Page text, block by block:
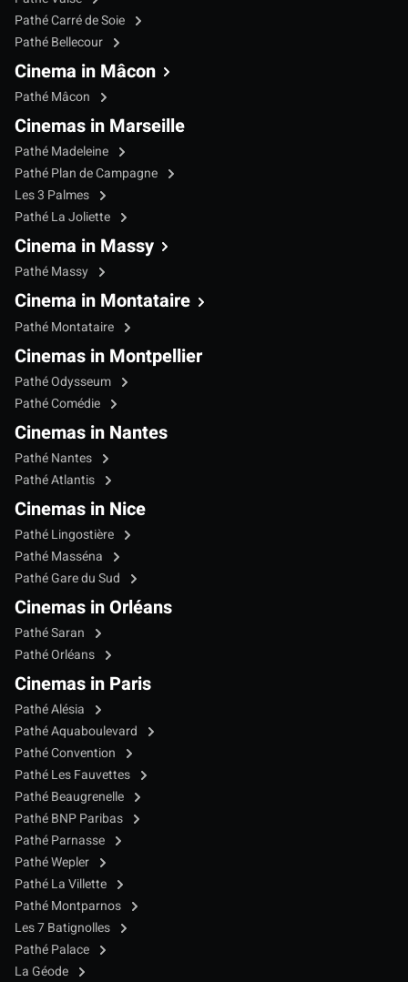
Pathé Carré de Soie
Pathé Bellecour
Cinema in Mâcon
Pathé Mâcon
Cinemas in Marseille
Pathé Madeleine
Pathé Plan de Campagne
Les 3 Palmes
Pathé La Joliette
Cinema in Massy
Pathé Massy
Cinema in Montataire
Pathé Montataire
Cinemas in Montpellier
Pathé Odysseum
Pathé Comédie
Cinemas in Nantes
Pathé Nantes
Pathé Atlantis
Cinemas in Nice
Pathé Lingostière
Pathé Masséna
Pathé Gare du Sud
Cinemas in Orléans
Pathé Saran
Pathé Orléans
Cinemas in Paris
Pathé Alésia
Pathé Aquaboulevard
Pathé Convention
Pathé Les Fauvettes
Pathé Beaugrenelle
Pathé BNP Paribas
Pathé Parnasse
Pathé Wepler
Pathé La Villette
Pathé Montparnos
Les 7 Batignolles
Pathé Palace
La Géode